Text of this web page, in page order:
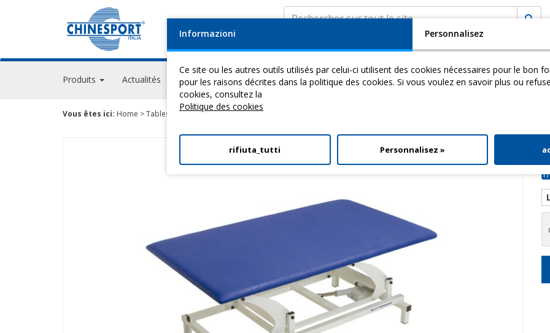
Produits Actualités Evénements GPS Academy Video Download
Vous êtes ici: Home >Tables Pour ThéRapie>Bobath Line
L
Informazioni Personnalisez
Ce site ou les autres outils utilisés par celui-ci utilisent des cookies nécessaires pour le bon
pour les raisons décrites dans la politique des cookies. Si vous voulez en savoir plus ou
cookies, consultez la
Politique des cookies
rifiuta_tutti Personnalisez »